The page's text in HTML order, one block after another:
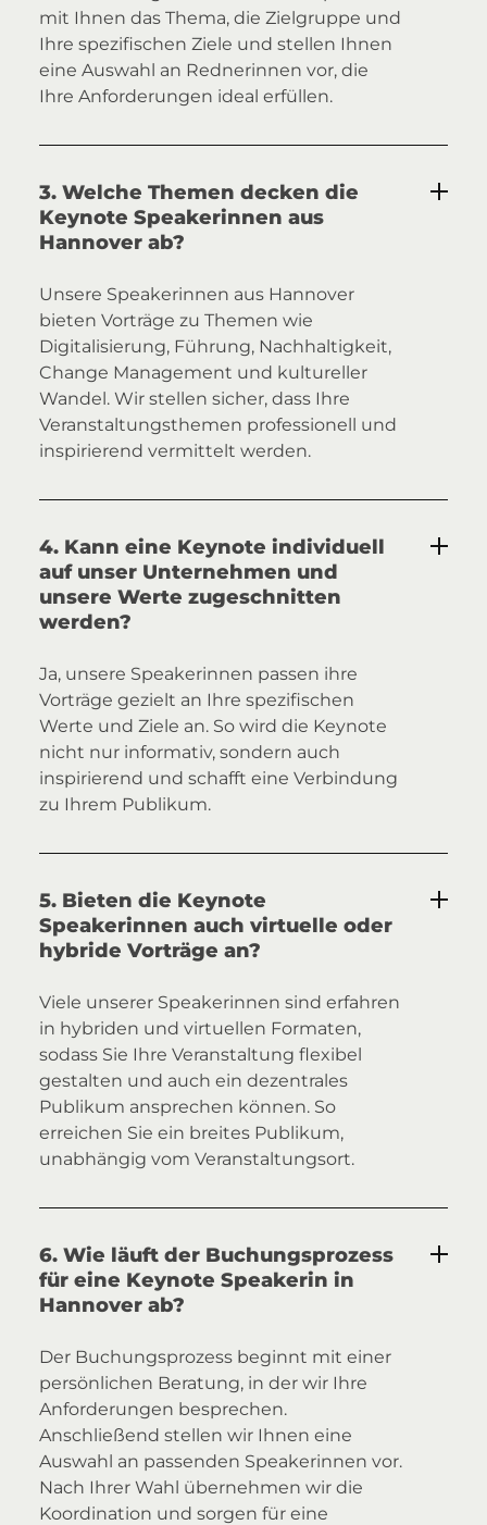
mit Ihnen das Thema, die Zielgruppe und
Ihre spezifischen Ziele und stellen Ihnen
eine Auswahl an Rednerinnen vor, die
Ihre Anforderungen ideal erfüllen.
3. Welche Themen decken die
Keynote Speakerinnen aus
Hannover ab?
Unsere Speakerinnen aus Hannover
bieten Vorträge zu Themen wie
Digitalisierung, Führung, Nachhaltigkeit,
Change Management und kultureller
Wandel. Wir stellen sicher, dass Ihre
Veranstaltungsthemen professionell und
inspirierend vermittelt werden.
4. Kann eine Keynote individuell
auf unser Unternehmen und
unsere Werte zugeschnitten
werden?
Ja, unsere Speakerinnen passen ihre
Vorträge gezielt an Ihre spezifischen
Werte und Ziele an. So wird die Keynote
nicht nur informativ, sondern auch
inspirierend und schafft eine Verbindung
zu Ihrem Publikum.
5. Bieten die Keynote
Speakerinnen auch virtuelle oder
hybride Vorträge an?
Viele unserer Speakerinnen sind erfahren
in hybriden und virtuellen Formaten,
sodass Sie Ihre Veranstaltung flexibel
gestalten und auch ein dezentrales
Publikum ansprechen können. So
erreichen Sie ein breites Publikum,
unabhängig vom Veranstaltungsort.
6. Wie läuft der Buchungsprozess
für eine Keynote Speakerin in
Hannover ab?
Der Buchungsprozess beginnt mit einer
persönlichen Beratung, in der wir Ihre
Anforderungen besprechen.
Anschließend stellen wir Ihnen eine
Auswahl an passenden Speakerinnen vor.
Nach Ihrer Wahl übernehmen wir die
Koordination und sorgen für eine